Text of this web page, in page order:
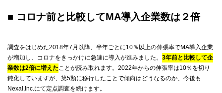
■ コロナ前と比較してMA導入企業数は２倍
調査をはじめた2018年7月以降、半年ごとに10％以上の伸張率でMA導入企業
が増加し、コロナをきっかけに急速に導入が進みました。 3年前と比較して企
業数は2倍に増えたことが読み取れます。2022年からの伸張率は10％を切り
鈍化していますが、第5類に移行したことで傾向はどうなるのか、今後も
Nexal,Inc.にて定点調査を続けます。